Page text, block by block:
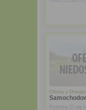
Oferta z
Podoba Ci się